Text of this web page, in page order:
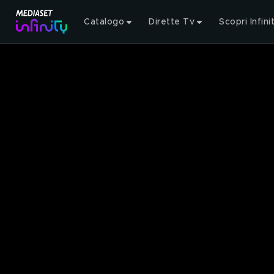
Catalogo Dirette Tv Scopri